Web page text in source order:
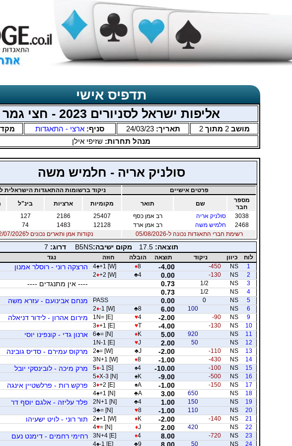
תדפיס אישי
אליפות ישראל לסניורים 2023 - חצי גמר
מושב2 מתוך2 תאריך:24/03/23 סניף: ארצי - התאגדות
מנהל תחרות: שזיפי אילן
סולניק אריה - חלמיש משה
פרטים אישיים
ניקוד ברשומות ההתאגדות הישראלית
מספר
חבר
שם תואר מקומיות ארציות בינ"ל
3038
סולניק אריה רב אמן כסף 25407
2186
127
2468
חלמיש משה רב אמן ארד 12128
1483
74
רשימת חברי התאגדות נכונה ל-05/08/2026
נקודות אמן ותארים נכונים ל12/07/2026
תוצאה: 17.5 מקום ישיבה:B5NS דרוג: 7
לוח כיוון ניקוד תוצאה הובלה חוזה
נגד
1
NS
-450
-4.00
♦8
4♠+1 [W] הרצקה רוני - רוסלר אמנון
2
NS
-130
0.00
♣4
2♦+2 [W]
3
NS
1/2
0.73 ---- אין מתנגדים ----
4
NS
1/2
0.73
5
NS
0
0.00
PASS מנחם אבינועם - עזרא משה
6
NS
100
6.00
♣8
2♦-1 [W]
9
NS
-90
-2.00
♥4
1N= [E] מירום אהרון - לידור דניאלה
10
NS
-130
-4.00
♥T
3♦+1 [E]
11
NS
920
5.00
♦K
6♣= [N] ארנון גדי - קונפינו יוסי
12
NS
50
2.00
♥J
1N-1 [E]
13
NS
-110
-2.00
♣J
2♠= [W] מרקוס עמירם - סדיס גובינה
14
NS
-430
-1.00
♦8
3N+1 [W]
15
NS
-100
-10.00
♠4
5♦-1 [S] מרק מיכה - לובינסקי יובל
16
NS
-500
-9.00
♠K
5♦X-3 [N]
17
NS
-150
-1.00
♠A
3♦+2 [E] פרקש רות - פרלשטיין אינגה
18
NS
650
3.00
♣A
4♠+1 [N]
19
NS
150
1.00
♣4
2N+1 [N] פלד עליזה - אלגם יוסף דר
20
NS
110
-1.00
♥8
3♣= [N]
21
NS
-140
-2.00
♦K
2♠+1 [W] תור רוני - לויט ישעיהו
22
NS
420
2.00
♦J
4♥= [N]
23
NS
-720
8.00
♦4
3N+4 [E] רחימי רחמים - דימנט נעם
24
NS
50
8.00
♣9
4♠-1 [E]